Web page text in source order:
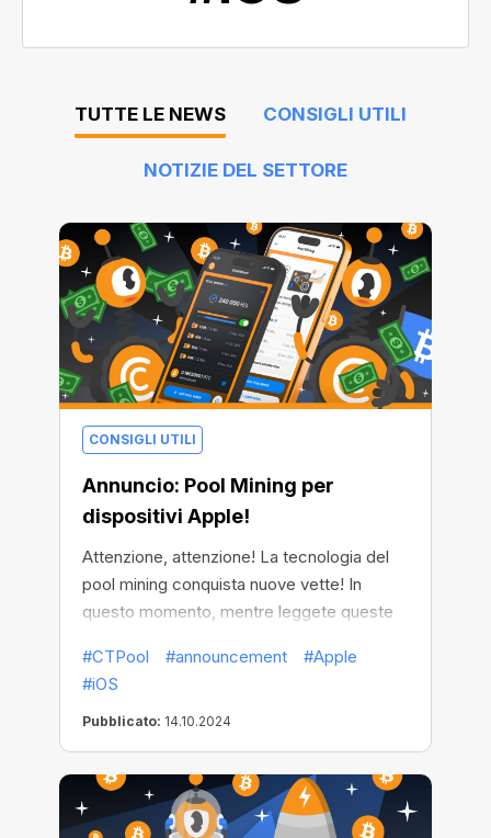
TUTTE LE NEWS CONSIGLI UTILI
NOTIZIE DEL SETTORE
CONSIGLI UTILI
Annuncio: Pool Mining per
dispositivi Apple!
Attenzione, attenzione! La tecnologia del
pool mining conquista nuove vette! In
questo momento, mentre leggete queste
gratuitamente su AppStore. Ciò significa
che l'innovativo pool mining di tutte le
principali criptovalute è ora disponibile sui
dispositivi Apple!
#CTPool #announcement
#Apple
#iOS
Pubblicato: 14.10.2024